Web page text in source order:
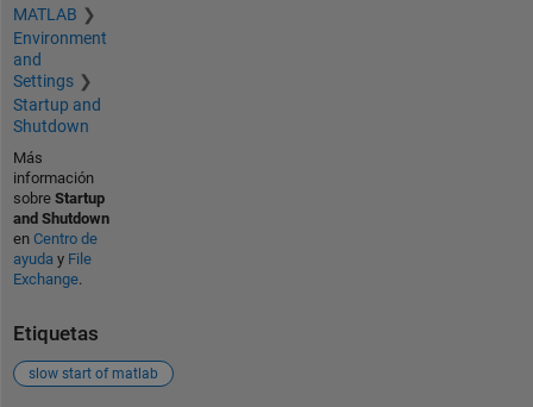
MATLAB
Environment
and
Settings
Startup and
Shutdown
Más
información
sobre Startup
and Shutdown
en Centro de
ayuda y File
Exchange.
Etiquetas
slow start of matlab